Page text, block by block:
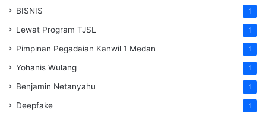
BISNIS 1
Lewat Program TJSL 1
Pimpinan Pegadaian Kanwil 1 Medan 1
Yohanis Wulang 1
Benjamin Netanyahu 1
Deepfake 1